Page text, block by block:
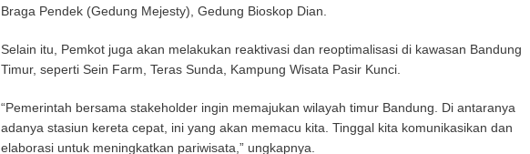
Braga Pendek (Gedung Mejesty), Gedung Bioskop Dian.
Selain itu, Pemkot juga akan melakukan reaktivasi dan reoptimalisasi di kawasan Bandung
Timur, seperti Sein Farm, Teras Sunda, Kampung Wisata Pasir Kunci.
“Pemerintah bersama stakeholder ingin memajukan wilayah timur Bandung. Di antaranya
adanya stasiun kereta cepat, ini yang akan memacu kita. Tinggal kita komunikasikan dan
elaborasi untuk meningkatkan pariwisata,” ungkapnya.